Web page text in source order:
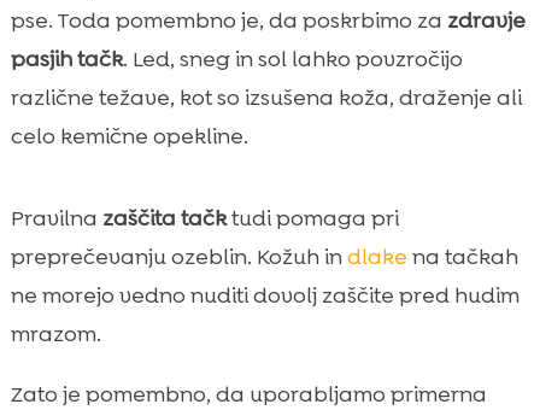
pse. Toda pomembno je, da poskrbimo za zdravje
pasjih tačk. Led, sneg in sol lahko povzročijo
različne težave, kot so izsušena koža, draženje ali
celo kemične opekline.
Pravilna zaščita tačktudi pomaga pri
preprečevanju ozeblin. Kožuh indlake na tačkah
ne morejo vedno nuditi dovolj zaščite pred hudim
mrazom.
Zato je pomembno, da uporabljamo primerna